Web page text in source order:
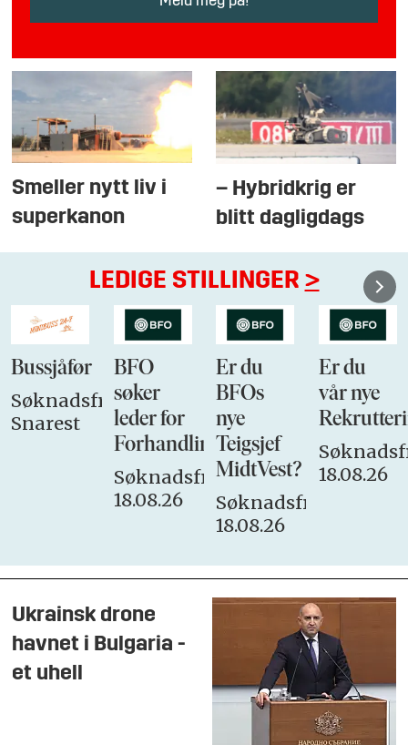
Smeller nytt liv i
superkanon
– Hybridkrig er
blitt dagligdags
LEDIGE STILLINGER >
Bussjåfør
Søknadsfrist:
Snarest
BFO
søker
leder for
Forhandlingsutvalget
Søknadsfrist:
18.08.26
Er du
BFOs
nye
Teigsjef
MidtVest?
Søknadsfrist:
18.08.26
Er du
vår nye
18.08.26
Ukrainsk drone
havnet i Bulgaria -
et uhell